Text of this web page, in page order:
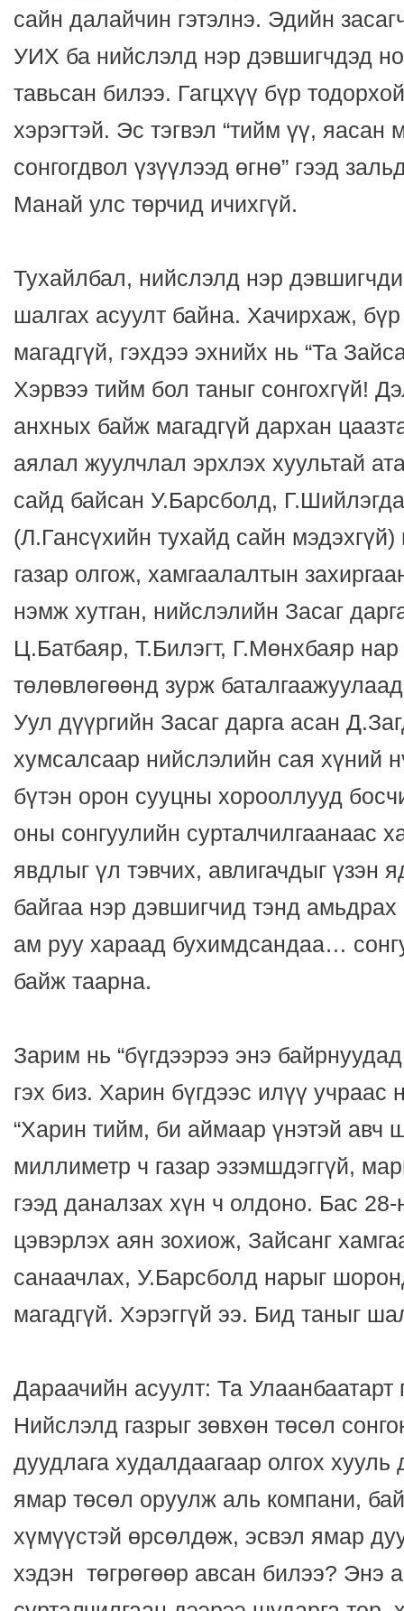
сайн далайчин гэтэлнэ. Эдийн
УИХ ба нийслэлд нэр дэвшигчдэд
тавьсан билээ. Гагцхүү бүр
хэрэгтэй. Эс тэгвэл “тийм үү,
сонгогдвол үзүүлээд өгнө” гээд
Манай улс төрчид ичихгүй.
Тухайлбал, нийслэлд нэр
шалгах асуулт байна. Хачирхаж, бүр
магадгүй, гэхдээ эхнийх нь “Та
Хэрвээ тийм бол таныг сонгохгүй!
анхных байж магадгүй дархан
аялал жуулчлал эрхлэх хуультай
сайд байсан У.Барсболд,
(Л.Гансүхийн тухайд сайн мэдэхгүй)
газар олгож, хамгаалалтын
нэмж хутган, нийслэлийн Засаг
Ц.Батбаяр, Т.Билэгт, Г.Мөнхбаяр
төлөвлөгөөнд зурж
Уул дүүргийн Засаг дарга асан
хумсалсаар нийслэлийн сая хүний
бүтэн орон сууцны хорооллууд
оны сонгуулийн сурталчилгаанаас
явдлыг үл тэвчих, авлигачдыг үзэн
байгаа нэр дэвшигчид тэнд
ам руу хараад бухимдсандаа…
байж таарна.
Зарим нь “бүгдээрээ энэ
гэх биз. Харин бүгдээс илүү
“Харин тийм, би аймаар үнэтэй авч
миллиметр ч газар эзэмшдэггүй,
гээд даналзах хүн ч олдоно. Бас
цэвэрлэх аян зохиож, Зайсанг
санаачлах, У.Барсболд нарыг
магадгүй. Хэрэггүй ээ. Бид таныг
Дараачийн асуулт: Та Улаанбаатарт
Нийслэлд газрыг зөвхөн төсөл
дуудлага худалдаагаар олгох хууль
ямар төсөл оруулж аль компани,
хүмүүстэй өрсөлдөж, эсвэл ямар
хэдэн төгрөгөөр авсан билээ? Энэ